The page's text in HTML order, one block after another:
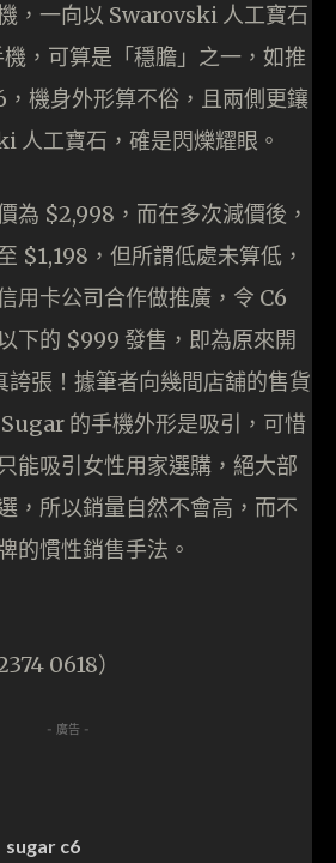
，一向以 Swarovski 人工寶石
，可算是「穩膽」之一，如推
，機身外形算不俗，且兩側更鑲
人工寶石，確是閃爍耀眼。
為 $2,998，而在多次減價後，
$1,198，但所謂低處未算低，
用卡公司合作做推廣，令 C6
下的 $999 發售，即為原來開
誇張！據筆者向幾間店舖的售貨
的手機外形是吸引，可惜
能吸引女性用家選購，絕大部
，所以銷量自然不會高，而不
的慣性銷售手法。
0618）
- 廣告 -
sugar c6